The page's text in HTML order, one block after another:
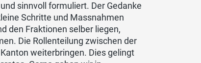
sinnvoll formuliert. Der Gedanke
Schritte und Massnahmen
den Fraktionen selber liegen,
Die Rollenteilung zwischen der
weiterbringen. Dies gelingt